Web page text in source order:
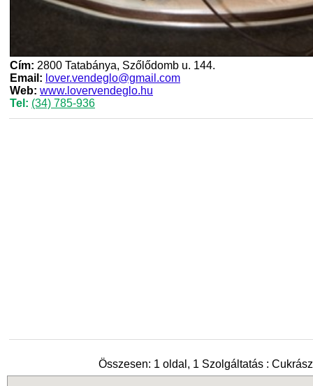
Cím: 2800 Tatabánya, Szőlődomb u. 144.
Email: lover.vendeglo@gmail.com
Web: www.lovervendeglo.hu
Tel: (34) 785-936
Összesen: 1 oldal, 1 Szolgáltatás :